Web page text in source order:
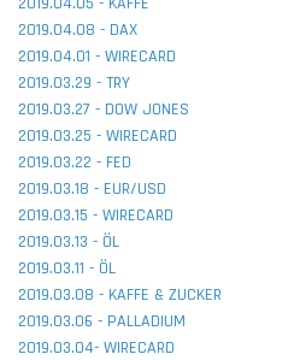
2019.04.08 - DAX
2019.04.01 - WIRECARD
2019.03.29 - TRY
2019.03.27 - DOW JONES
2019.03.25 - WIRECARD
2019.03.22 - FED
2019.03.18 - EUR/USD
2019.03.15 - WIRECARD
2019.03.13 - ÖL
2019.03.11 - ÖL
2019.03.08 - KAFFE & ZUCKER
2019.03.06 - PALLADIUM
2019.03.04- WIRECARD